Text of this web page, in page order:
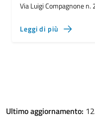
Via Luigi Compagnone n.
Leggi di più
Ultimo aggiornamento: